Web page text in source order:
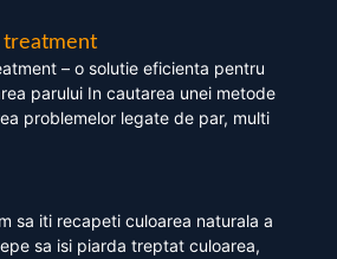
treatment
– o solutie eficienta pentru
parului In cautarea unei metode
problemelor legate de par, multi
sa iti recapeti culoarea naturala a
sa isi piarda treptat culoarea,